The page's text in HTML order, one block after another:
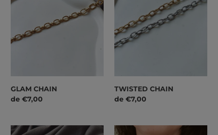
GLAM CHAIN
Preço
de €7,00
TWISTED CHAIN
Preço
de €7,00
TWISTED
ANTHURIUM